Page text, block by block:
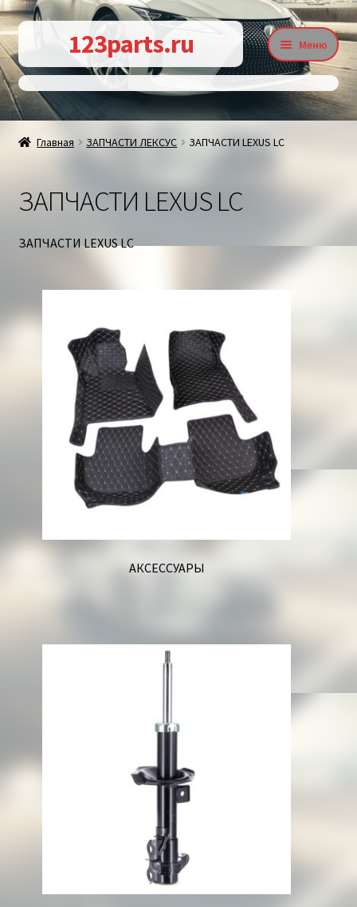
Перейти
к
навигации
Перейти
к
содержимому
123parts.ru Меню
Корзина
Главная ЗАПЧАСТИ ЛЕКСУС ЗАПЧАСТИ LEXUS LC
ЗАПЧАСТИ LEXUS LC
ЗАПЧАСТИ LEXUS LC
АКСЕССУАРЫ